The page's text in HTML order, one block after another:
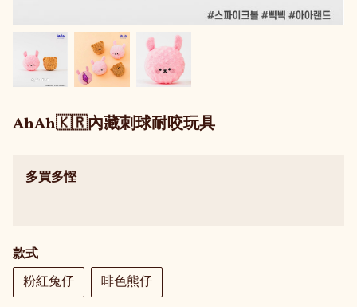
AhAh🇰🇷內藏刺球耐咬玩具
多買多慳
款式
粉紅兔仔
啡色熊仔